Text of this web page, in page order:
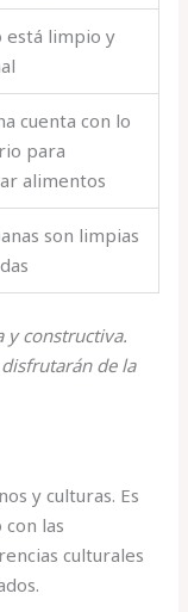
está limpio y
cuenta con lo
para
alimentos
son limpias
y constructiva.
de la
y culturas. Es
las
culturales